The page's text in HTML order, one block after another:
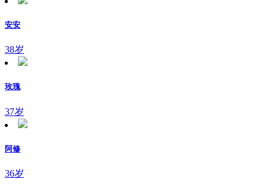
安安
38岁
玫瑰
37岁
阿修
36岁